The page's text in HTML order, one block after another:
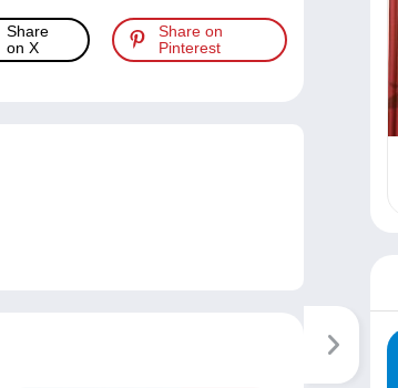
Share
on X
Share on
Pinterest